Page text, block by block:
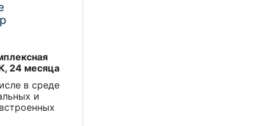
24 месяца
в среде
и